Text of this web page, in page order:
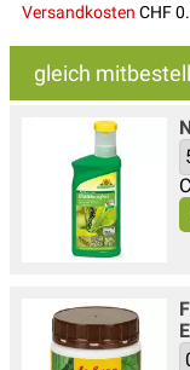
Versandkosten CHF
gleich